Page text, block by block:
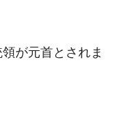
が元首とされま